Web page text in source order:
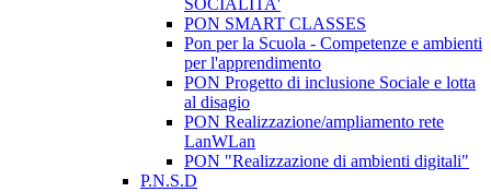
SOCIALITA'
PON SMART CLASSES
Pon per la Scuola - Competenze e ambienti
per l'apprendimento
PON Progetto di inclusione Sociale e lotta
al disagio
PON Realizzazione/ampliamento rete
LanWLan
PON "Realizzazione di ambienti digitali"
P.N.S.D